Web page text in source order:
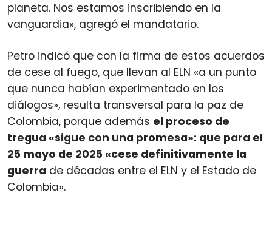
planeta. Nos estamos inscribiendo en la
vanguardia», agregó el mandatario.
Petro indicó que con la firma de estos acuerdos
de cese al fuego, que llevan al ELN «a un punto
que nunca habían experimentado en los
diálogos», resulta transversal para la paz de
Colombia, porque además el proceso de
tregua «sigue con una promesa»: que para el
25 mayo de 2025 «cese definitivamente la
guerra de décadas entre el ELN y el Estado de
Colombia».